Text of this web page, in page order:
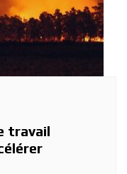
travail